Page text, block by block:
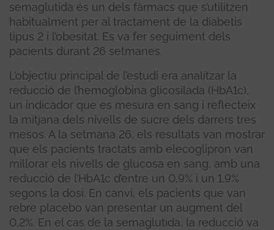
semaglutida és un dels fàrmacs que s’utilitzen
habitualment per al tractament de la diabetis
tipus 2 i l’obesitat. Es va fer seguiment dels
pacients durant 26 setmanes.
L’objectiu principal de l’estudi era analitzar la
reducció de l’hemoglobina glicosilada (HbA1c),
un indicador que es mesura en sang i reflecteix
la mitjana dels nivells de sucre dels darrers tres
mesos. A la setmana 26, els resultats van mostrar
que els pacients tractats amb elecoglipron van
millorar els nivells de glucosa en sang, amb una
reducció de l’HbA1c d’entre un 0,9% i un 1,9%
segons la dosi. En canvi, els pacients que van
rebre placebo van presentar un augment del
0,2%. En el cas de la semaglutida, la reducció va